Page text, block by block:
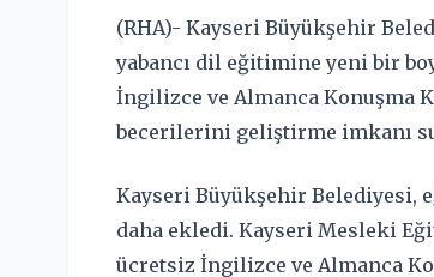
(RHA)- Kayseri Büyükşehir
yabancı dil eğitimine yeni bir
İngilizce ve Almanca Konuşma
becerilerini geliştirme imkanı
Kayseri Büyükşehir Belediyesi,
daha ekledi. Kayseri Mesleki
ücretsiz İngilizce ve Almanca